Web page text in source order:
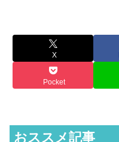
X
Pocket
おススメ記事